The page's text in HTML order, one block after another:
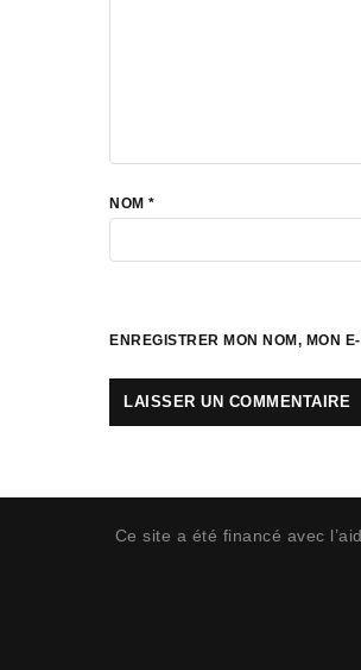
NOM *
ENREGISTRER MON NOM, MON
Ce site a été financé avec